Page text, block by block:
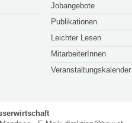
Jobangebote
Publikationen
Leichter Lesen
MitarbeiterInnen
Veranstaltungskalender